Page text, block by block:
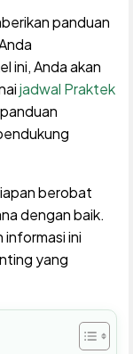
panduan
ini, Anda akan
jadwal Praktek
berobat
dengan baik.
informasi ini
yang